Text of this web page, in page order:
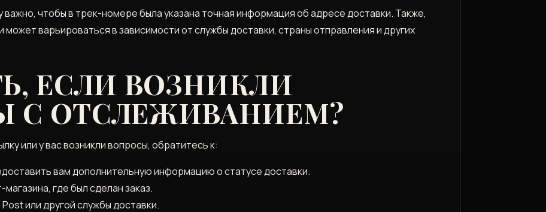
чтобы в трек-номере была указана точная информация об адресе доставки. Также‚
может варьироваться в зависимости от службы доставки‚ страны отправления и других
ЕСЛИ ВОЗНИКЛИ
С ОТСЛЕЖИВАНИЕМ?
или у вас возникли вопросы‚ обратитесь к:
вам дополнительную информацию о статусе доставки.
где был сделан заказ.
или другой службы доставки.